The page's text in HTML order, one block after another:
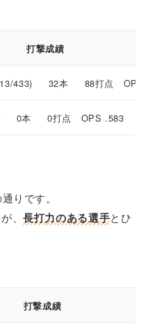
打撃成績
433) 32本 88打点 OPS
0本 0打点 OPS .583
りです。
、長打力のある選手とひ
打撃成績